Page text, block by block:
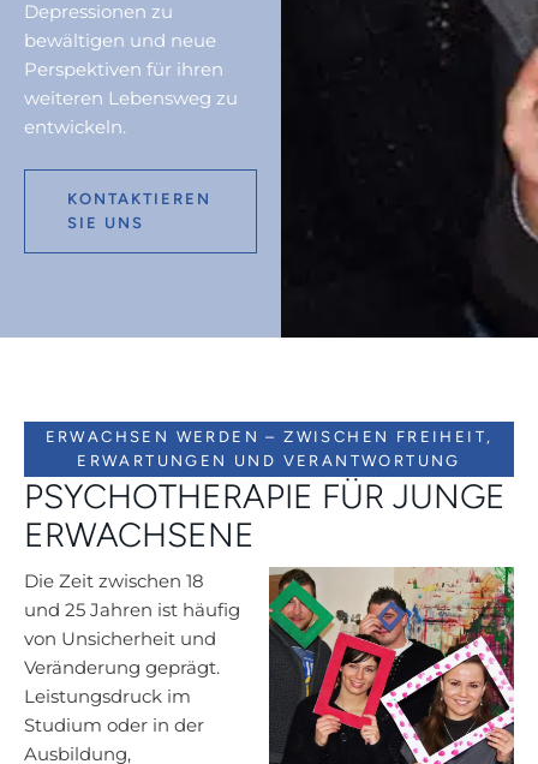
Depressionen zu
bewältigen und neue
Perspektiven für ihren
weiteren Lebensweg zu
entwickeln.
KONTAKTIEREN
SIE UNS
ERWACHSEN WERDEN – ZWISCHEN FREIHEIT,
ERWARTUNGEN UND VERANTWORTUNG
PSYCHOTHERAPIE FÜR JUNGE
ERWACHSENE
Die Zeit zwischen 18
und 25 Jahren ist häufig
von Unsicherheit und
Veränderung geprägt.
Leistungsdruck im
Studium oder in der
Ausbildung,